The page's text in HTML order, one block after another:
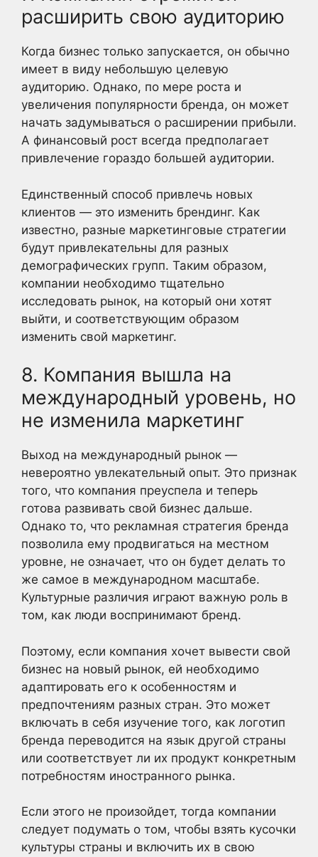
расширить свою аудиторию
Когда бизнес только запускается, он обычно
имеет в виду небольшую целевую
аудиторию. Однако, по мере роста и
увеличения популярности бренда, он может
начать задумываться о расширении прибыли.
А финансовый рост всегда предполагает
привлечение гораздо большей аудитории.
Единственный способ привлечь новых
клиентов — это изменить брендинг. Как
известно, разные маркетинговые стратегии
будут привлекательны для разных
демографических групп. Таким образом,
компании необходимо тщательно
исследовать рынок, на который они хотят
выйти, и соответствующим образом
изменить свой маркетинг.
8. Компания вышла на
международный уровень, но
не изменила маркетинг
Выход на международный рынок —
невероятно увлекательный опыт. Это признак
того, что компания преуспела и теперь
готова развивать свой бизнес дальше.
Однако то, что рекламная стратегия бренда
позволила ему продвигаться на местном
уровне, не означает, что он будет делать то
же самое в международном масштабе.
Культурные различия играют важную роль в
том, как люди воспринимают бренд.
Поэтому, если компания хочет вывести свой
бизнес на новый рынок, ей необходимо
адаптировать его к особенностям и
предпочтениям разных стран. Это может
включать в себя изучение того, как логотип
бренда переводится на язык другой страны
или соответствует ли их продукт конкретным
потребностям иностранного рынка.
Если этого не произойдет, тогда компании
следует подумать о том, чтобы взять кусочки
культуры страны и включить их в свою